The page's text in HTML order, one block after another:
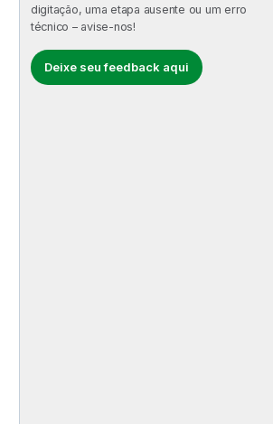
digitação, uma etapa ausente ou um erro
técnico – avise-nos!
Deixe seu feedback aqui